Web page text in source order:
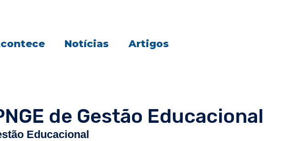
Notícias Artigos
de Gestão Educacional
Educacional